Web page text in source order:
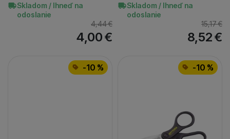
Skladom / Ihneď na
odoslanie
4,44€
4,00€
Skladom / Ihneď na
odoslanie
15,17€
8,52€
-10 % -10 %